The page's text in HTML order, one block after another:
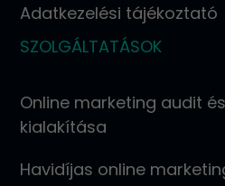
Adatkezelési tájékoztató
SZOLGÁLTATÁSOK
Online marketing audit
kialakítása
Havidíjas online